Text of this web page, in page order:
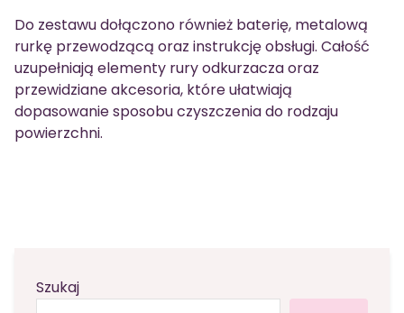
Do zestawu dołączono również baterię, metalową
rurkę przewodzącą oraz instrukcję obsługi. Całość
uzupełniają elementy rury odkurzacza oraz
przewidziane akcesoria, które ułatwiają
dopasowanie sposobu czyszczenia do rodzaju
powierzchni.
Szukaj